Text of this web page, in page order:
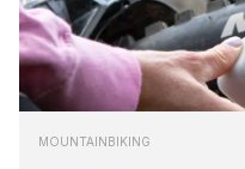
MOUNTAINBIKING